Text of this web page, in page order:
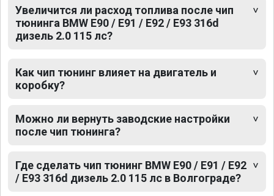
Увеличится ли расход топлива после чип
тюнинга BMW E90 / E91 / E92 / E93 316d
дизель 2.0 115 лс?
Как чип тюнинг влияет на двигатель и
коробку?
Можно ли вернуть заводские настройки
после чип тюнинга?
Где сделать чип тюнинг BMW E90 / E91 / E92
/ E93 316d дизель 2.0 115 лс в Волгограде?